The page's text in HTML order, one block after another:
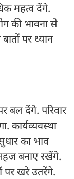
महत्व देंगे.
की भावना से
पर ध्यान
बल देंगे. परिवार
कार्यव्यवस्था
का भाव
बनाए रखेंगे.
पर खरे उतरेंगे.